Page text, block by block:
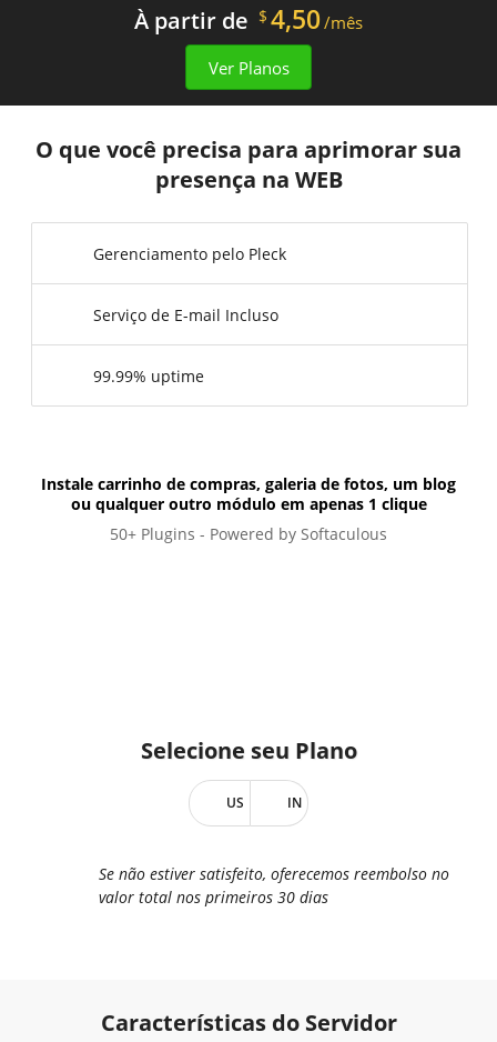
À partir de $ 4,50/mês
Ver Planos
O que você precisa para aprimorar sua
presença na WEB
Gerenciamento pelo Pleck
Serviço de E-mail Incluso
99.99% uptime
Instale carrinho de compras, galeria de fotos, um blog
ou qualquer outro módulo em apenas 1 clique
50+ Plugins - Powered by Softaculous
Selecione seu Plano
US IN
Se não estiver satisfeito, oferecemos reembolso no
valor total nos primeiros 30 dias
Características do Servidor